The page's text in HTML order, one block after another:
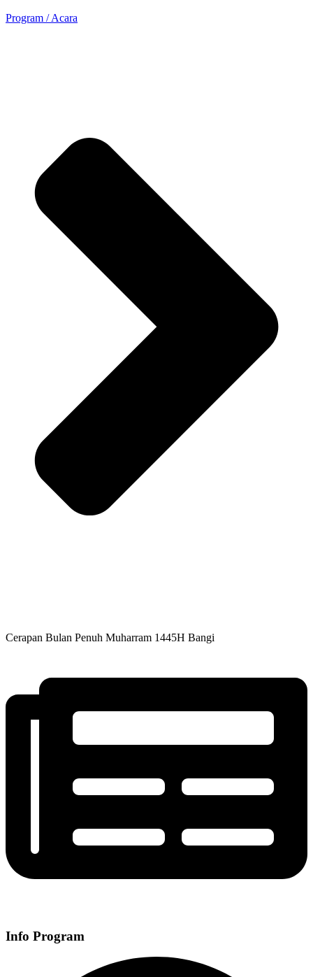
Program / Acara
Cerapan Bulan Penuh Muharram 1445H Bangi
Info Program